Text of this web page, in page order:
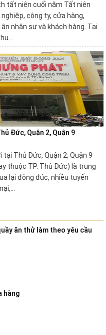
tất niên cuối năm Tất niên
công ty, cửa hàng,
nhân sự và khách hàng. Tại
Đức, Quận 2, Quận 9
tại Thủ Đức, Quận 2, Quận 9
thuộc TP. Thủ Đức) là trung
lại đông đúc, nhiều tuyến
ăn thử làm theo yêu cầu
hàng